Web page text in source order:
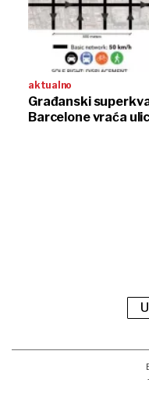
aktualno
Građanski
Barcelone vraća